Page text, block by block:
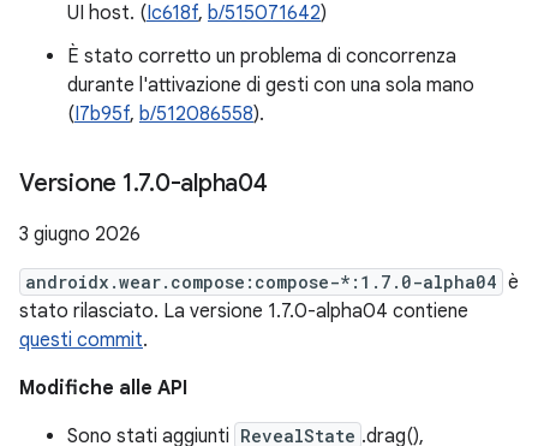
UI host. (Ic618f, b/515071642)
È stato corretto un problema di concorrenza
durante l'attivazione di gesti con una sola mano
(I7b95f, b/512086558).
Versione 1.7.0-alpha04
3 giugno 2026
androidx.wear.compose:compose-*:1.7.0-alpha04 è
stato rilasciato. La versione 1.7.0-alpha04 contiene
questi commit.
Modifiche alle API
Sono stati aggiunti RevealState .drag(),